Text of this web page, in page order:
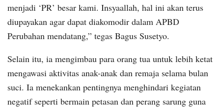
menjadi ‘PR’ besar kami. Insyaallah, hal ini akan terus
diupayakan agar dapat diakomodir dalam APBD
Perubahan mendatang,” tegas Bagus Susetyo.
Selain itu, ia mengimbau para orang tua untuk lebih ketat
mengawasi aktivitas anak-anak dan remaja selama bulan
suci. Ia menekankan pentingnya menghindari kegiatan
negatif seperti bermain petasan dan perang sarung guna